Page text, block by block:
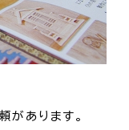
があります。